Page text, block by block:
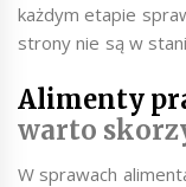
każdym etapie
strony nie są w
Alimenty
warto
W sprawach